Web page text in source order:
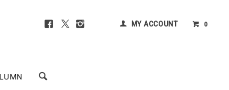
MY ACCOUNT 0